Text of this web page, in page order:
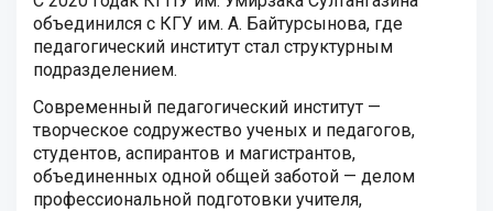
объединился с КГУ им. А. Байтурсынова, где
педагогический институт стал структурным
подразделением.
Современный педагогический институт —
творческое содружество ученых и педагогов,
студентов, аспирантов и магистрантов,
объединенных одной общей заботой — делом
профессиональной подготовки учителя,